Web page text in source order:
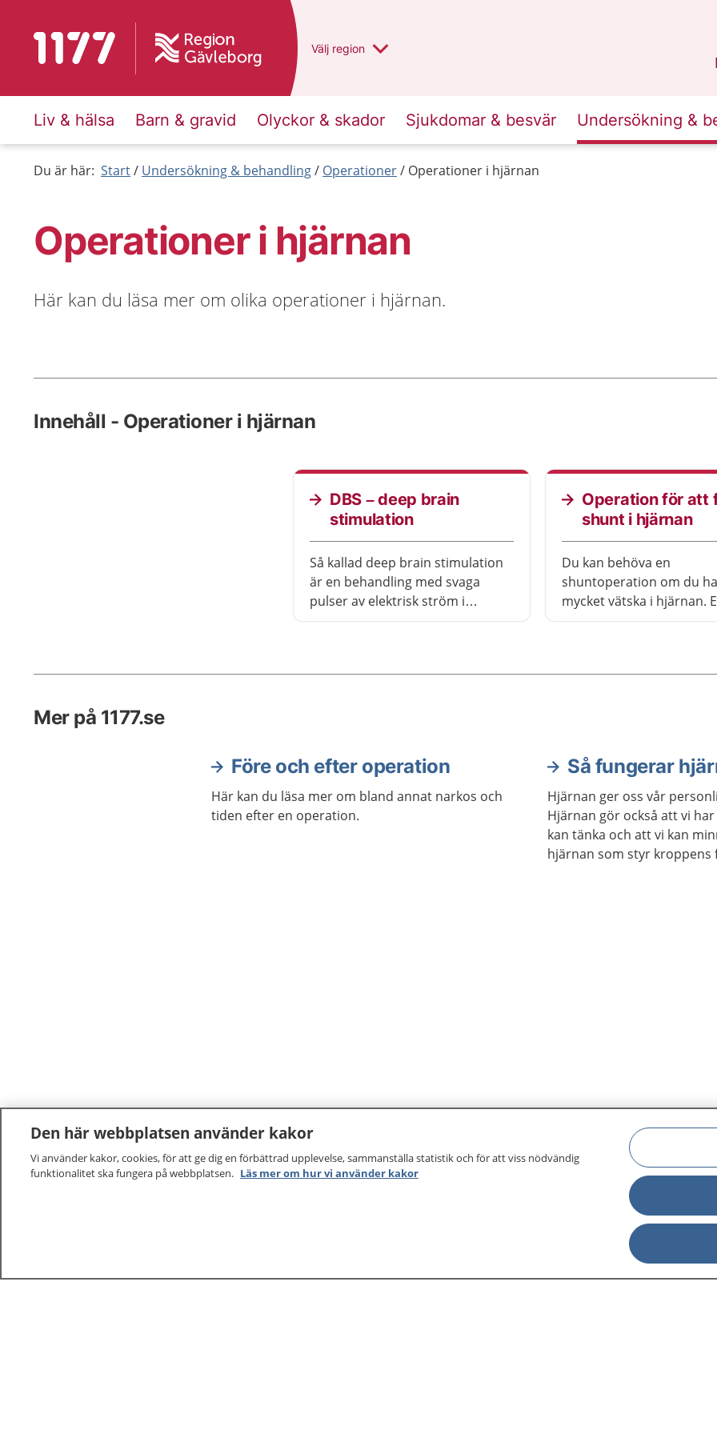
Till startsidan för 1177 Du har valt region
Välj en annan
region
Liv & hälsa Barn & gravid Olyckor & skador Sjukdomar & besvär Undersökning &
Du är här: Start Undersökning & behandling Operationer Operationer i hjärnan
Operationer i hjärnan
Här kan du läsa mer om olika operationer i hjärnan.
Innehåll - Operationer i hjärnan
DBS – deep brain
stimulation
Så kallad deep brain stimulation
är en behandling med svaga
pulser av elektrisk ström i
innan behandlingen kan börja.
Operation för att
shunt i hjärnan
Du kan behöva en
shuntoperation om du
mycket vätska i hjärnan.
Mer på 1177.se
Före och efter operation
Här kan du läsa mer om bland annat narkos och
tiden efter en operation.
Så fungerar
Hjärnan ger oss vår
Hjärnan gör också att vi
kan tänka och att vi kan
hjärnan som styr kroppens
På 1177.se får du råd om hälsa och information om sjukdomar och
Other languages
Den här webbplatsen använder kakor
Vi använder kakor, cookies, för att ge dig en förbättrad upplevelse, sammanställa statistik och för att viss nödvändig
funktionalitet ska fungera på webbplatsen. Läs mer om hur vi använder kakor